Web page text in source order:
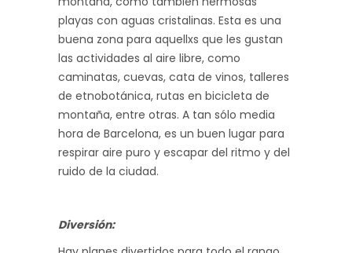
playas con aguas cristalinas. Esta es una
buena zona para aquellxs que les gustan
las actividades al aire libre, como
caminatas, cuevas, cata de vinos, talleres
de etnobotánica, rutas en bicicleta de
montaña, entre otras. A tan sólo media
hora de Barcelona, es un buen lugar para
respirar aire puro y escapar del ritmo y del
ruido de la ciudad.
Diversión: